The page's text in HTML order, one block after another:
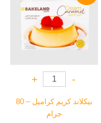
-
+
بيكلاند كريم كراميل – 80
جرام
25 EGP.
19 EGP.